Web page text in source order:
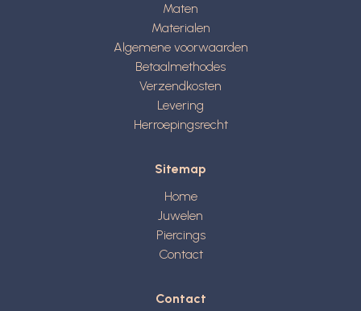
Maten
Materialen
Algemene voorwaarden
Betaalmethodes
Verzendkosten
Levering
Herroepingsrecht
Sitemap
Home
Juwelen
Piercings
Contact
Contact